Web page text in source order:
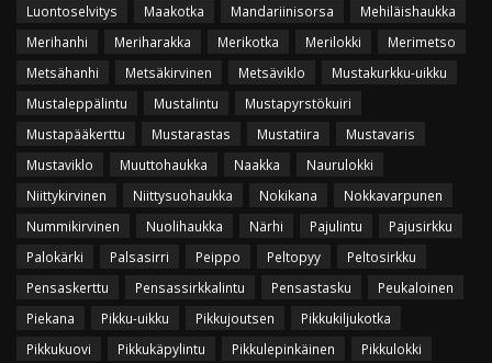
Luontoselvitys
Maakotka Mandariinisorsa
Mehiläishaukka
Merihanhi
Meriharakka Merikotka Merilokki
Merimetso
Metsähanhi
Metsäkirvinen Metsäviklo
Mustakurkku-uikku
Mustaleppälintu
Mustalintu
Mustapyrstökuiri
Mustapääkerttu
Mustarastas Mustatiira
Mustavaris
Mustaviklo
Muuttohaukka Naakka
Naurulokki
Niittykirvinen
Niittysuohaukka Nokikana
Nokkavarpunen
Nummikirvinen
Nuolihaukka Närhi Pajulintu
Pajusirkku
Palokärki
Palsasirri Peippo Peltopyy
Peltosirkku
Pensaskerttu
Pensassirkkalintu Pensastasku
Peukaloinen
Piekana
Pikku-uikku Pikkujoutsen
Pikkukiljukotka
Pikkukuovi
Pikkukäpylintu Pikkulepinkäinen
Pikkulokki